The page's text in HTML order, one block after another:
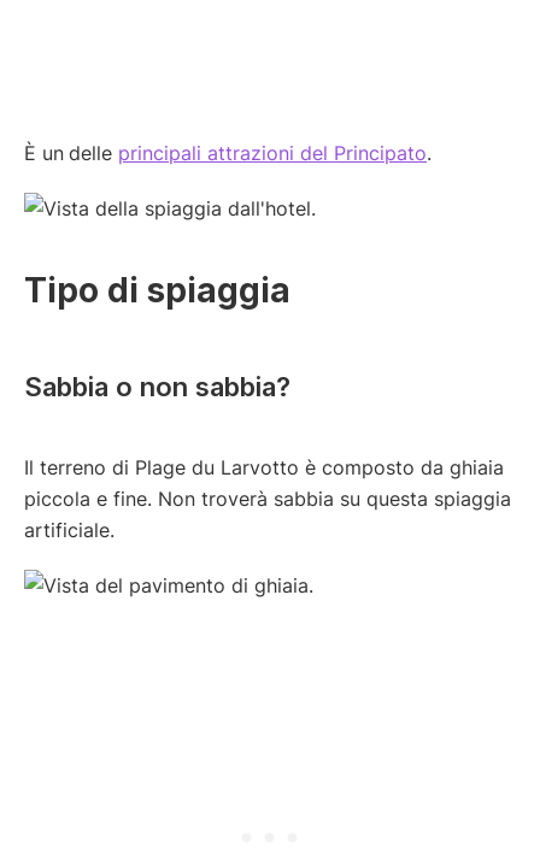
È un delle principali attrazioni del Principato.
Tipo di spiaggia
Sabbia o non sabbia?
Il terreno di Plage du Larvotto è composto da ghiaia
piccola e fine. Non troverà sabbia su questa spiaggia
artificiale.